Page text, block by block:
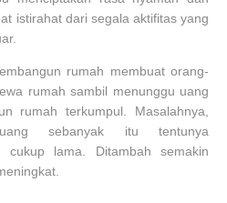
istirahat dari segala aktifitas yang
rumah membuat orang-
rumah sambil menunggu uang
rumah terkumpul. Masalahnya,
sebanyak itu tentunya
cukup lama. Ditambah semakin